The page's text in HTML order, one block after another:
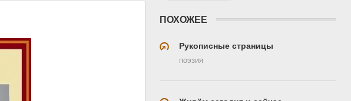
ПОХОЖЕЕ
Рукописные страницы
поэзия